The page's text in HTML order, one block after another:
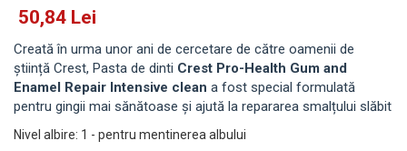
50,84 Lei
Creată în urma unor ani de cercetare de către oamenii de
știință Crest, Pasta de dinti Crest Pro-Health Gum and
Enamel Repair Intensive clean a fost special formulată
pentru gingii mai sănătoase și ajută la repararea smalțului slăbit
Nivel albire: 1 - pentru mentinerea albului